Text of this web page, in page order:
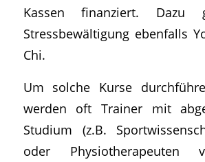
Kassen finanziert. Dazu
Stressbewältigung ebenfalls
Chi.
Um solche Kurse
werden oft Trainer mit
Studium (z.B.
oder Physiotherapeuten